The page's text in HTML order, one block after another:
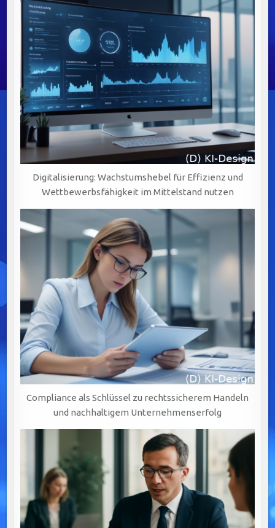
DOWNLOAD
Digitalisierung: Wachstumshebel für Effizienz und
Wettbewerbsfähigkeit im Mittelstand nutzen
Compliance als Schlüssel zu rechtssicherem Handeln
und nachhaltigem Unternehmenserfolg